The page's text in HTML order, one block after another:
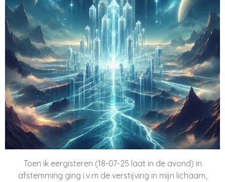
Toen ik eergisteren (18-07-25 laat in de avond) in
afstemming ging i.v.m de verstijving in mijn lichaam,